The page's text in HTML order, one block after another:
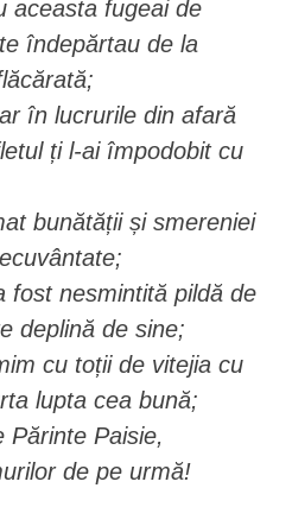
aceasta fugeai de
îndepărtau de la
în lucrurile din afară
ți l-ai împodobit cu
bunătății și smereniei
fost nesmintită pildă de
deplină de sine;
cu toții de vitejia cu
lupta cea bună;
Părinte Paisie,
de pe urmă!